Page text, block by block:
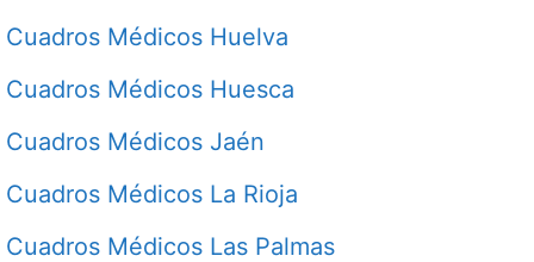
Cuadros Médicos Huelva
Cuadros Médicos Huesca
Cuadros Médicos Jaén
Cuadros Médicos La Rioja
Cuadros Médicos Las Palmas